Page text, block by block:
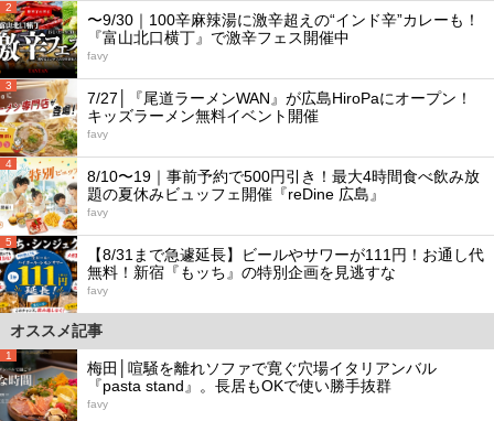
2
〜9/30｜100辛麻辣湯に激辛超えの“インド辛”カレーも！
『富山北口横丁』で激辛フェス開催中
favy
3
7/27│『尾道ラーメンWAN』が広島HiroPaにオープン！
キッズラーメン無料イベント開催
favy
4
8/10〜19｜事前予約で500円引き！最大4時間食べ飲み放
題の夏休みビュッフェ開催『reDine 広島』
favy
5
【8/31まで急遽延長】ビールやサワーが111円！お通し代
無料！新宿『もッち』の特別企画を見逃すな
favy
オススメ記事
1
梅田│喧騒を離れソファで寛ぐ穴場イタリアンバル
『pasta stand』。長居もOKで使い勝手抜群
favy